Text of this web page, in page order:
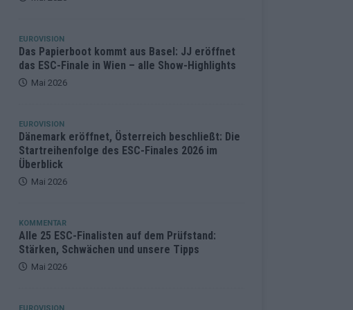
EUROVISION
Das Papierboot kommt aus Basel: JJ eröffnet
das ESC-Finale in Wien – alle Show-Highlights
Mai 2026
EUROVISION
Dänemark eröffnet, Österreich beschließt: Die
Startreihenfolge des ESC-Finales 2026 im
Überblick
Mai 2026
KOMMENTAR
Alle 25 ESC-Finalisten auf dem Prüfstand:
Stärken, Schwächen und unsere Tipps
Mai 2026
EUROVISION